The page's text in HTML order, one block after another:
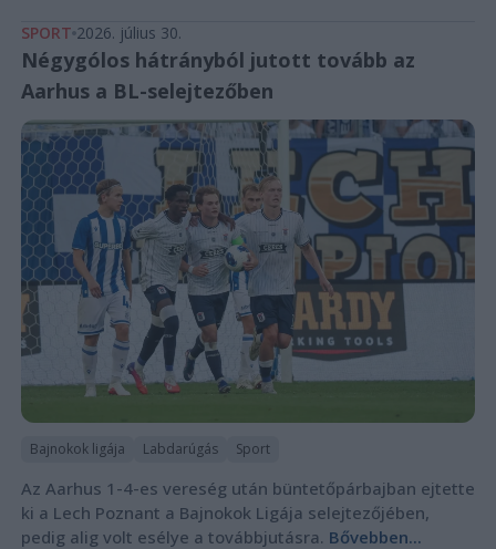
SPORT 2026. július 30.
Négygólos hátrányból jutott tovább az
Aarhus a BL-selejtezőben
Bajnokok ligája Labdarúgás Sport
Az Aarhus 1-4-es vereség után büntetőpárbajban ejtette
ki a Lech Poznant a Bajnokok Ligája selejtezőjében,
pedig alig volt esélye a továbbjutásra. Bővebben...